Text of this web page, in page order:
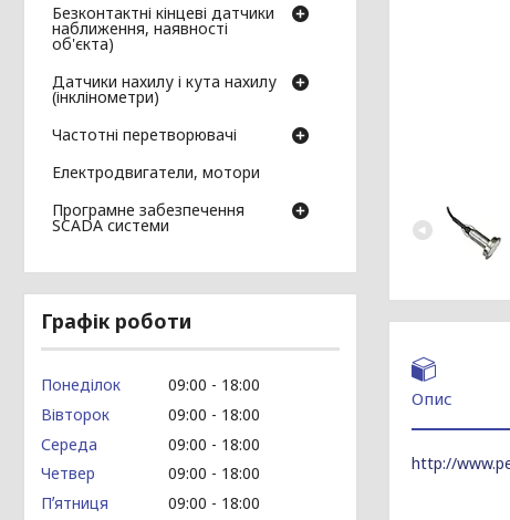
Опис
http://
Безконтактні кінцеві датчики
наближення, наявності
об'єкта)
Датчики нахилу і кута нахилу
(інклінометри)
Частотні перетворювачі
Електродвигатели, мотори
Програмне забезпечення
SCADA системи
Графік роботи
Понеділок 09:00
18:00
Вівторок
09:00
18:00
Середа
09:00
18:00
Четвер
09:00
18:00
Пʼятниця
09:00
18:00